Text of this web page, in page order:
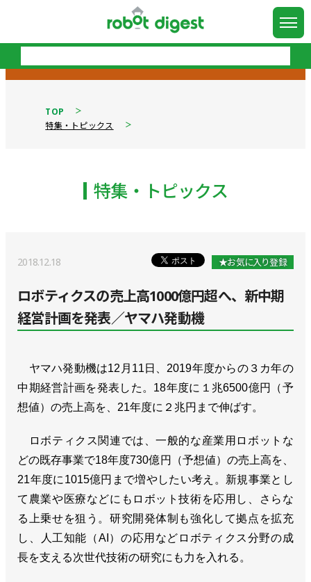
TOP
特集・トピックス
特集・トピックス
2018.12.18 ★お気に入り登録
ロボティクスの売上高1000億円超へ、新中期
経営計画を発表／ヤマハ発動機
ヤマハ発動機は12月11日、2019年度からの３カ年の
中期経営計画を発表した。18年度に１兆6500億円（予
想値）の売上高を、21年度に２兆円まで伸ばす。
ロボティクス関連では、一般的な産業用ロボットな
どの既存事業で18年度730億円（予想値）の売上高を、
21年度に1015億円まで増やしたい考え。新規事業とし
て農業や医療などにもロボット技術を応用し、さらな
る上乗せを狙う。研究開発体制も強化して拠点を拡充
し、人工知能（AI）の応用などロボティクス分野の成
長を支える次世代技術の研究にも力を入れる。